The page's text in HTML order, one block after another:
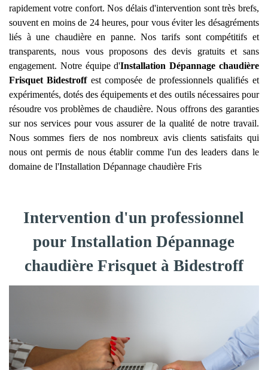
rapidement votre confort. Nos délais d'intervention sont très brefs,
souvent en moins de 24 heures, pour vous éviter les désagréments
liés à une chaudière en panne. Nos tarifs sont compétitifs et
transparents, nous vous proposons des devis gratuits et sans
engagement. Notre équipe d'Installation Dépannage chaudière
Frisquet Bidestroffest composée de professionnels qualifiés et
expérimentés, dotés des équipements et des outils nécessaires pour
résoudre vos problèmes de chaudière. Nous offrons des garanties
sur nos services pour vous assurer de la qualité de notre travail.
Nous sommes fiers de nos nombreux avis clients satisfaits qui
nous ont permis de nous établir comme l'un des leaders dans le
domaine de l'Installation Dépannage chaudière Fris
Intervention d'un professionnel
pour Installation Dépannage
chaudière Frisquet à Bidestroff